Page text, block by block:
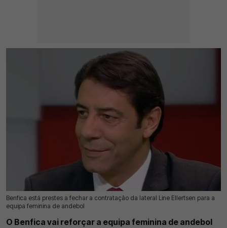
Benfica está prestes a fechar a contratação da lateral Line Ellertsen para a
equipa feminina de andebol
26 Jul 2026 | 10:32 | 0
O Benfica vai reforçar a equipa feminina de andebol